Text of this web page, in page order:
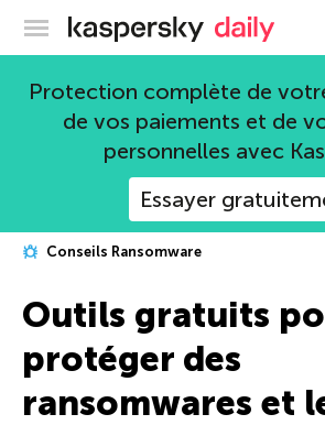
Blog officiel de
Protection complète de
de vos paiements et de
personnelles avec
Essayer
Conseils Ransomware
Outils gratuits
protéger des
ransomwares et